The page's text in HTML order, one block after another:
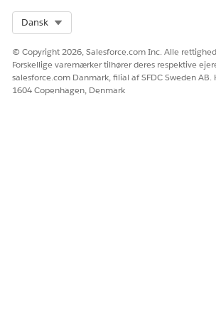
Dansk
© Copyright 2026, Salesforce.com Inc. Alle
Forskellige varemærker tilhører deres respektive
salesforce.com Danmark, filial af SFDC Sweden
1604 Copenhagen, Denmark